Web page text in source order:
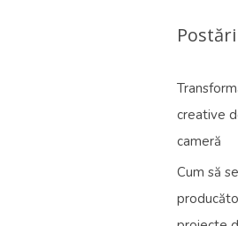
creative
cameră
Cum să